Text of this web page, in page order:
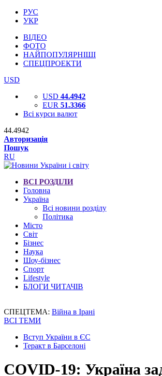
РУС
УКР
ВІДЕО
ФОТО
НАЙПОПУЛЯРНІШІ
СПЕЦПРОЕКТИ
USD
USD 44.4942
EUR 51.3366
Всі курси валют
44.4942
Авторизація
Пошук
RU
ВСІ РОЗДІЛИ
Головна
Україна
Всі новини розділу
Політика
Місто
Світ
Бізнес
Наука
Шоу-бізнес
Спорт
Lifestyle
БЛОГИ ЧИТАЧІВ
СПЕЦТЕМА: Війна в Ірані
ВСІ ТЕМИ
Вступ України в ЄС
Теракт в Барселоні
COVID-19: Україна